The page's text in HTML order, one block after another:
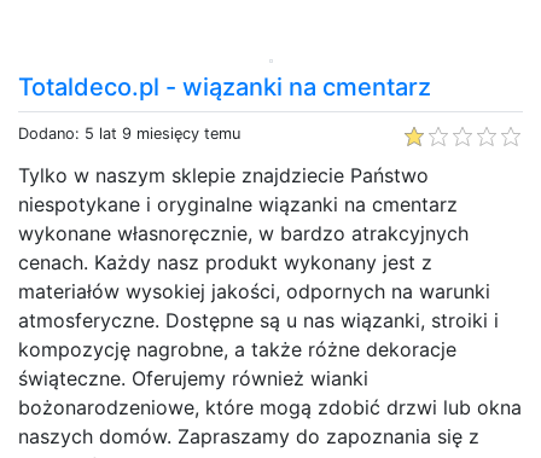
Totaldeco.pl - wiązanki na cmentarz
Dodano: 5 lat 9 miesięcy temu
Tylko w naszym sklepie znajdziecie Państwo
niespotykane i oryginalne wiązanki na cmentarz
wykonane własnoręcznie, w bardzo atrakcyjnych
cenach. Każdy nasz produkt wykonany jest z
materiałów wysokiej jakości, odpornych na warunki
atmosferyczne. Dostępne są u nas wiązanki, stroiki i
kompozycję nagrobne, a także różne dekoracje
świąteczne. Oferujemy również wianki
bożonarodzeniowe, które mogą zdobić drzwi lub okna
naszych domów. Zapraszamy do zapoznania się z